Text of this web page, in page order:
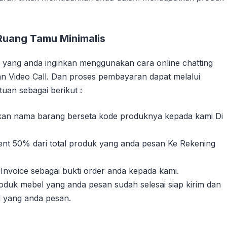
Tamu Minimalis
yang anda inginkan menggunakan cara online chatting
Video Call. Dan proses pembayaran dapat melalui
sebagai berikut :
nama barang berseta kode produknya kepada kami Di
50% dari total produk yang anda pesan Ke Rekening
sebagai bukti order anda kepada kami.
mebel yang anda pesan sudah selesai siap kirim dan
anda pesan.